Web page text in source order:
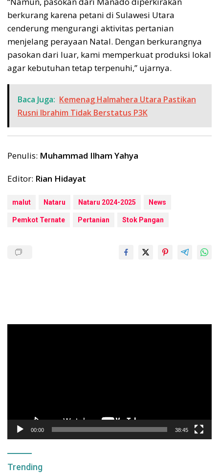
berkurang karena petani di Sulawesi Utara
cenderung mengurangi aktivitas pertanian
menjelang perayaan Natal. Dengan berkurangnya
pasokan dari luar, kami memperkuat produksi lokal
agar kebutuhan tetap terpenuhi,” ujarnya.
Baca Juga: Kemenag Halmahera Utara Pastikan
Rusni Ibrahim Tidak Berstatus P3K
Penulis: Muhammad Ilham Yahya
Editor: Rian Hidayat
malut Nataru Nataru 2024-2025 News
Pemkot Ternate Pertanian Stok Pangan
00:00 38:45
Trending